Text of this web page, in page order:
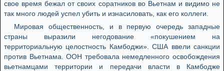
свое время бежал от своих соратников во Вьетнам и видимо не
так много людей успел убить и изнасиловать, как его коллеги.
Мировая общественность, и в первую очередь западные
страны выразили негодование «покушением на
территориальную целостность Камбоджи». США ввели санкции
против Вьетнама. ООН требовала немедленного освобождения
вьетнамцами территории и передачи власти в Камбодже